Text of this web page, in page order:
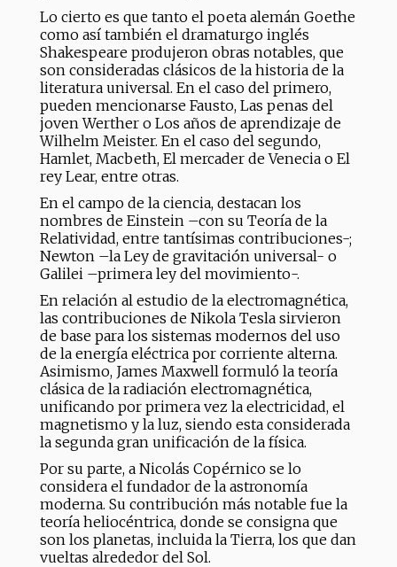
Lo cierto es que tanto el poeta alemán Goethe
como así también el dramaturgo inglés
Shakespeare produjeron obras notables, que
son consideradas clásicos de la historia de la
literatura universal. En el caso del primero,
pueden mencionarse Fausto, Las penas del
joven Werther o Los años de aprendizaje de
Wilhelm Meister. En el caso del segundo,
Hamlet, Macbeth, El mercader de Venecia o El
rey Lear, entre otras.
En el campo de la ciencia, destacan los
nombres de Einstein –con su Teoría de la
Relatividad, entre tantísimas contribuciones-;
Newton –la Ley de gravitación universal- o
Galilei –primera ley del movimiento-.
En relación al estudio de la electromagnética,
las contribuciones de Nikola Tesla sirvieron
de base para los sistemas modernos del uso
de la energía eléctrica por corriente alterna.
Asimismo, James Maxwell formuló la teoría
clásica de la radiación electromagnética,
unificando por primera vez la electricidad, el
magnetismo y la luz, siendo esta considerada
la segunda gran unificación de la física.
Por su parte, a Nicolás Copérnico se lo
considera el fundador de la astronomía
moderna. Su contribución más notable fue la
teoría heliocéntrica, donde se consigna que
son los planetas, incluida la Tierra, los que dan
vueltas alrededor del Sol.